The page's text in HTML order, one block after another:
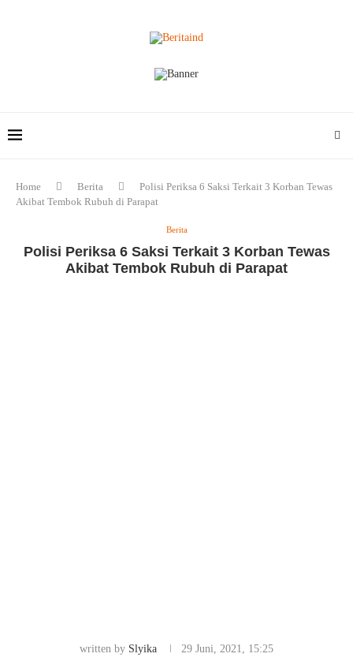
Home Berita
Polisi Periksa 6 Saksi Terkait 3 Korban Tewas
Akibat Tembok Rubuh di Parapat
Berita
Polisi Periksa 6 Saksi Terkait 3 Korban Tewas
Akibat Tembok Rubuh di Parapat
written by Slyika 29 Juni, 2021, 15:25
Ketiga jenazah korban tewas tembok rubuh dibawa ke RSUD
Parapat, Kecamatan Girsang Sipanganbolon, Kabupaten